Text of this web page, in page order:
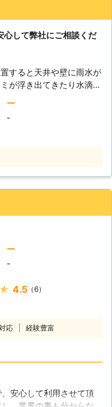
豊富で、素早く原因を突
心して弊社にご相談くだ
すると天井や壁に雨水が
が浮き出てきたり水滴が
カビや害虫の発生を招く
宅にとって天敵である雨
対処する必要がありま
熟練の技術と幅広い知識
ます雨漏りをスピード解
さい。どんなに小さなト
修理が困難だと思われる
軟な対応でお客様にご満
よう努めます。
ー
-
ー
-
4.5（6）
応 経験豊富
安心して利用させて頂